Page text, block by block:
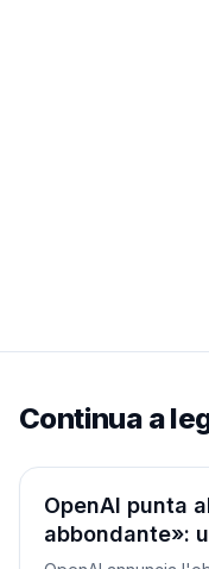
Continua a
Aziende
OpenAI punta
abbondante»: